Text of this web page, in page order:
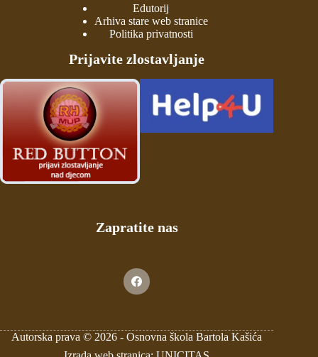
Edutorij
Arhiva stare web stranice
Politika privatnosti
Prijavite zlostavljanje
Zapratite nas
Autorska prava © 2026 -Osnovna škola Bartola Kašića